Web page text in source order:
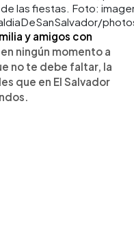
las fiestas. Foto:
y amigos con
ningún momento a
no te debe faltar, la
que en El Salvador